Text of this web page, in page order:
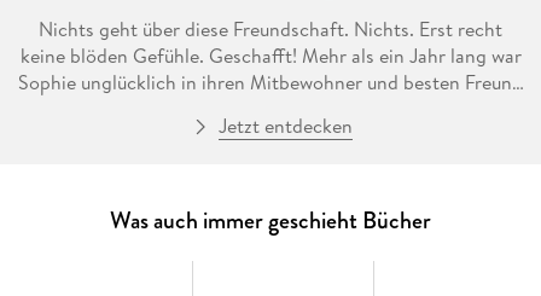
Nichts geht über diese Freundschaft. Nichts. Erst recht
keine blöden Gefühle. Geschafft! Mehr als ein Jahr lang war
Sophie unglücklich in ihren Mitbewohner und besten Freund
ausgerechnet jetzt gesteht er ihr seine Gefühle! Sophie kann
gedauert hat, es zu heilen. Also schlägt sie Cole ihren selbst
getesteten und für gut befundenen Zwölf-Punkte-Plan vor,
um ihm dabei zu helfen, sich wieder zu entlieben. Allerdings
Jetzt entdecken
Was auch immer geschieht Bücher